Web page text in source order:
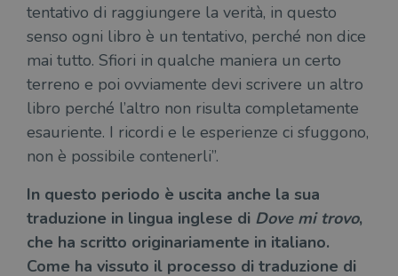
tentativo di raggiungere la verità, in questo
senso ogni libro è un tentativo, perché non dice
mai tutto. Sfiori in qualche maniera un certo
terreno e poi ovviamente devi scrivere un altro
libro perché l’altro non risulta completamente
esauriente. I ricordi e le esperienze ci sfuggono,
non è possibile contenerli”.
In questo periodo è uscita anche la sua
traduzione in lingua inglese di Dove mi trovo,
che ha scritto originariamente in italiano.
Come ha vissuto il processo di traduzione di